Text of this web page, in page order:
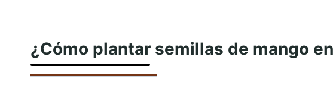
¿Cómo plantar semillas de mango